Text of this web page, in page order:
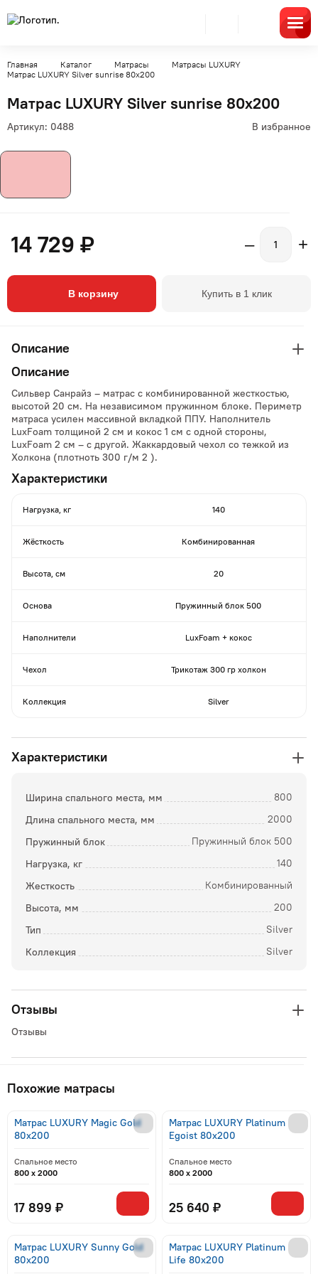
Главная Каталог Матрасы
Матрасы LUXURY
Матрас LUXURY Silver sunrise 80x200
Матрас LUXURY Silver sunrise 80x200
Артикул: 0488 В избранное
14 729 ₽ – +
В корзину Купить в 1 клик
Описание
Описание
Сильвер Санрайз – матрас с комбинированной жесткостью,
высотой 20 см. На независимом пружинном блоке. Периметр
матраса усилен массивной вкладкой ППУ. Наполнитель
LuxFoam толщиной 2 см и кокос 1 см с одной стороны,
LuxFoam 2 см – с другой. Жаккардовый чехол со тежкой из
Холкона (плотноть 300 г/м 2 ).
Характеристики
Нагрузка, кг 140
Жёсткость Комбинированная
Высота, см 20
Основа Пружинный блок 500
Наполнители LuxFoam + кокос
Чехол Трикотаж 300 гр холкон
Коллекция Silver
Характеристики
Ширина спального места, мм 800
Длина спального места, мм 2000
Пружинный блок Пружинный блок 500
Нагрузка, кг 140
Жесткость Комбинированный
Высота, мм 200
Тип Silver
Коллекция Silver
Отзывы
Отзывы
Похожие матрасы
Матрас LUXURY Magic Gold
80x200
Спальное место
800 x 2000
17 899 ₽
Матрас LUXURY Platinum
Egoist 80x200
Спальное место
800 x 2000
25 640 ₽
Матрас LUXURY Sunny Gold
80x200
Матрас LUXURY Platinum
Life 80x200